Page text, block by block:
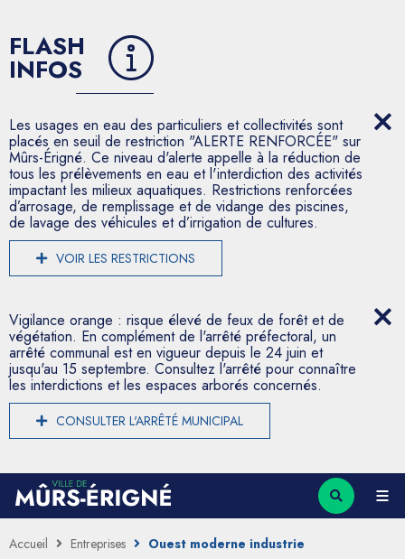
FLASH
INFOS
Les usages en eau des particuliers et collectivités sont
placés en seuil de restriction "ALERTE RENFORCÉE" sur
Mûrs-Érigné. Ce niveau d'alerte appelle à la réduction de
tous les prélèvements en eau et l'interdiction des activités
impactant les milieux aquatiques. Restrictions renforcées
d’arrosage, de remplissage et de vidange des piscines,
de lavage des véhicules et d’irrigation de cultures.
VOIR LES RESTRICTIONS
Vigilance orange : risque élevé de feux de forêt et de
végétation. En complément de l'arrêté préfectoral, un
arrêté communal est en vigueur depuis le 24 juin et
jusqu'au 15 septembre. Consultez l'arrêté pour connaître
les interdictions et les espaces arborés concernés.
CONSULTER L'ARRÊTÉ MUNICIPAL
Accueil Entreprises Ouest moderne industrie